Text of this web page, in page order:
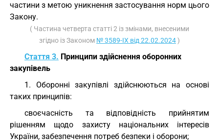
частини з метою уникнення застосування норм цього
Закону.
( Частина четверта статті 2 із змінами, внесеними
згідно із Законом № 3589-IX від 22.02.2024)
Стаття 3. Принципи здійснення оборонних
закупівель
1. Оборонні закупівлі здійснюються на основі
таких принципів:
своєчасність та відповідність прийнятим
рішенням щодо захисту національних інтересів
України, забезпечення потреб безпеки і оборони;